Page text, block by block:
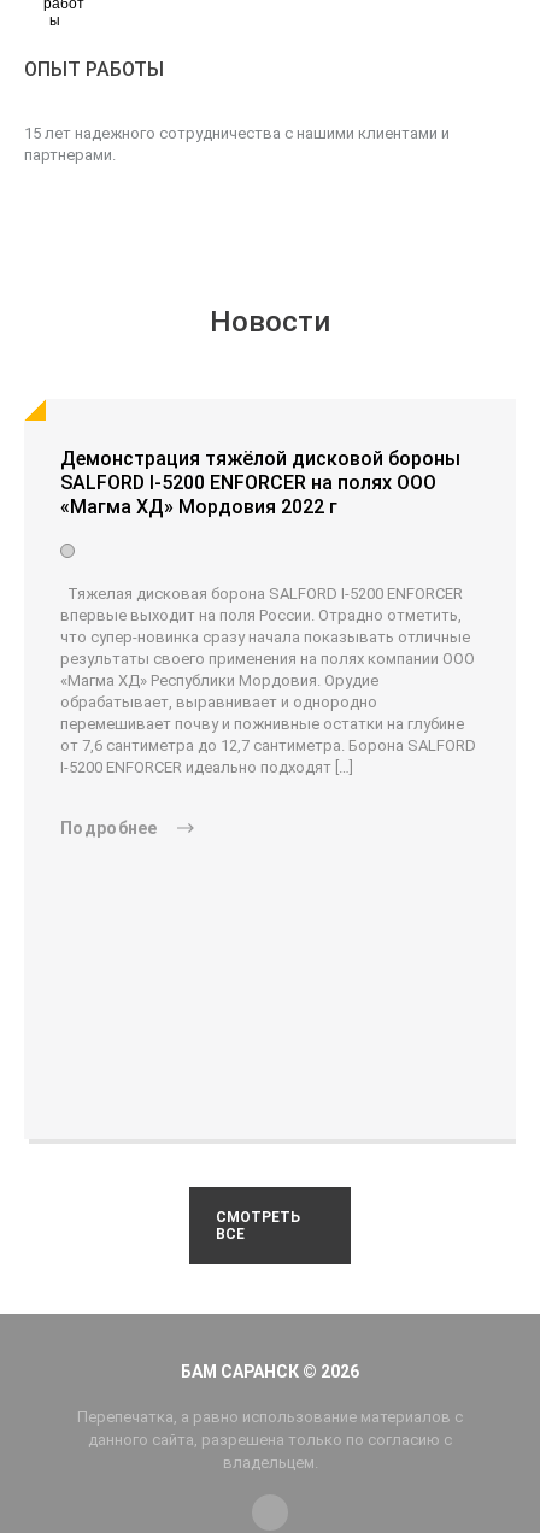
ОПЫТ РАБОТЫ
15 лет надежного сотрудничества с нашими клиентами и
партнерами.
Новости
Демонстрация тяжёлой дисковой бороны
SALFORD I-5200 ENFORCER на полях ООО
«Магма ХД» Мордовия 2022 г
Тяжелая дисковая борона SALFORD I-5200 ENFORCER
впервые выходит на поля России. Отрадно отметить,
что супер-новинка сразу начала показывать отличные
результаты своего применения на полях компании ООО
«Магма ХД» Республики Мордовия. Орудие
обрабатывает, выравнивает и однородно
перемешивает почву и пожнивные остатки на глубине
от 7,6 сантиметра до 12,7 сантиметра. Борона SALFORD
I-5200 ENFORCER идеально подходят […]
Подробнее
СМОТРЕТЬ
ВСЕ
БАМ САРАНСК © 2026
Перепечатка, а равно использование материалов с
данного сайта, разрешена только по согласию с
владельцем.